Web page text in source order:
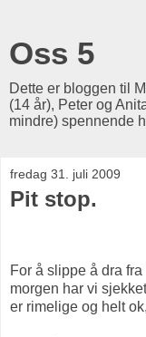
Oss 5
Dette er bloggen til
(14 år), Peter og
mindre) spennende
fredag 31. juli 2009
Pit stop.
For å slippe å dra
morgen har vi
er rimelige og helt